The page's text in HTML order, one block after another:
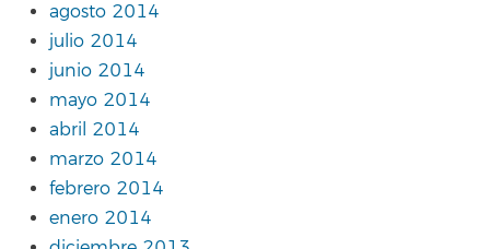
agosto 2014
julio 2014
junio 2014
mayo 2014
abril 2014
marzo 2014
febrero 2014
enero 2014